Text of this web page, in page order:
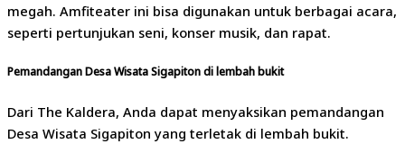
megah. Amfiteater ini bisa digunakan untuk berbagai acara,
seperti pertunjukan seni, konser musik, dan rapat.
Pemandangan Desa Wisata Sigapiton di lembah bukit
Dari The Kaldera, Anda dapat menyaksikan pemandangan
Desa Wisata Sigapiton yang terletak di lembah bukit.